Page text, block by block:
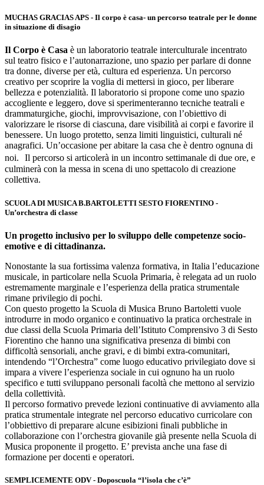
MUCHAS GRACIAS APS - Il corpo è casa- un percorso teatrale per le donne
in situazione di disagio
Il Corpo è Casa è un laboratorio teatrale interculturale incentrato
sul teatro fisico e l’autonarrazione, uno spazio per parlare di donne
tra donne, diverse per età, cultura ed esperienza. Un percorso
creativo per scoprire la voglia di mettersi in gioco, per liberare
bellezza e potenzialità. Il laboratorio si propone come uno spazio
accogliente e leggero, dove si sperimenteranno tecniche teatrali e
drammaturgiche, giochi, improvvisazione, con l’obiettivo di
valorizzare le risorse di ciascuna, dare visibilità ai corpi e favorire il
benessere. Un luogo protetto, senza limiti linguistici, culturali né
anagrafici. Un’occasione per abitare la casa che è dentro ognuna di
noi. Il percorso si articolerà in un incontro settimanale di due ore, e
culminerà con la messa in scena di uno spettacolo di creazione
collettiva.
SCUOLA DI MUSICA B.BARTOLETTI SESTO FIORENTINO -
Un’orchestra di classe
Un progetto inclusivo per lo sviluppo delle competenze socio-
emotive e di cittadinanza.
Nonostante la sua fortissima valenza formativa, in Italia l’educazione
musicale, in particolare nella Scuola Primaria, è relegata ad un ruolo
estremamente marginale e l’esperienza della pratica strumentale
rimane privilegio di pochi.
Con questo progetto la Scuola di Musica Bruno Bartoletti vuole
introdurre in modo organico e continuativo la pratica orchestrale in
due classi della Scuola Primaria dell’Istituto Comprensivo 3 di Sesto
Fiorentino che hanno una significativa presenza di bimbi con
difficoltà sensoriali, anche gravi, e di bimbi extra-comunitari,
intendendo “l’Orchestra” come luogo educativo privilegiato dove si
impara a vivere l’esperienza sociale in cui ognuno ha un ruolo
specifico e tutti sviluppano personali facoltà che mettono al servizio
della collettività.
Il percorso formativo prevede lezioni continuative di avviamento alla
pratica strumentale integrate nel percorso educativo curricolare con
l’obbiettivo di preparare alcune esibizioni finali pubbliche in
collaborazione con l’orchestra giovanile già presente nella Scuola di
Musica proponente il progetto. E’ prevista anche una fase di
formazione per docenti e operatori.
SEMPLICEMENTE ODV - Doposcuola “l’isola che c’è”